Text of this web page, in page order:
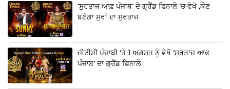
‘ਸੁਰਤਾਜ ਆਫ਼ ਪੰਜਾਬ’ ਦੇ ਗ੍ਰੈਂਡ ਫਿਨਾਲੇ ‘ਚ ਵੇਖੋ ,ਕੌਣ
ਬਣੇਗਾ ਸੁਰਾਂ ਦਾ ਸੁਰਤਾਜ
ਜੀਟੀਸੀ ਪੰਜਾਬੀ ‘ਤੇ 1 ਅਗਸਤ ਨੂੰ ਵੇਖੋ ‘ਸੁਰਤਾਜ ਆਫ਼
ਪੰਜਾਬ’ ਦਾ ਗ੍ਰੈਂਡ ਫਿਨਾਲੇ